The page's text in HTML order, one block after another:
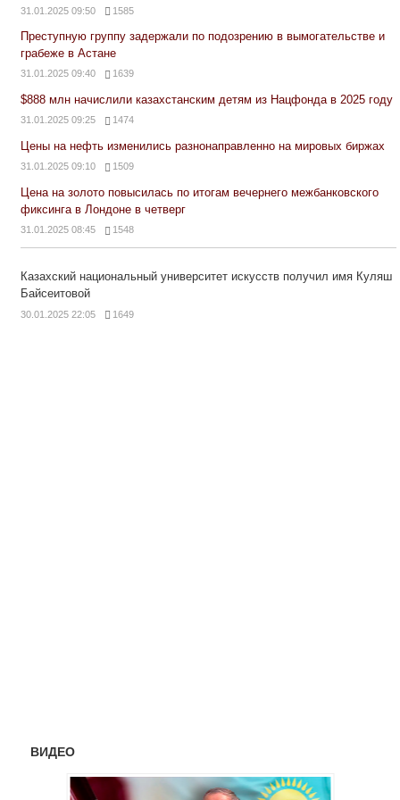
31.01.2025 09:50 1585
Преступную группу задержали по подозрению в вымогательстве и
грабеже в Астане
31.01.2025 09:40 1639
$888 млн начислили казахстанским детям из Нацфонда в 2025 году
31.01.2025 09:25 1474
Цены на нефть изменились разнонаправленно на мировых биржах
31.01.2025 09:10 1509
Цена на золото повысилась по итогам вечернего межбанковского
фиксинга в Лондоне в четверг
31.01.2025 08:45 1548
Казахский национальный университет искусств получил имя Куляш
Байсеитовой
30.01.2025 22:05 1649
ВИДЕО